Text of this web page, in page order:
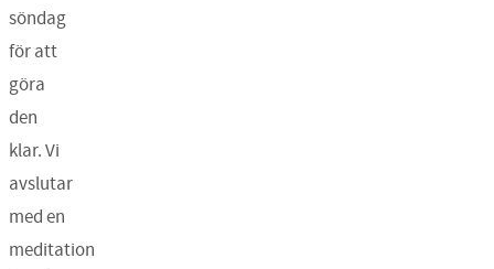
söndag
för att
göra
den
klar. Vi
avslutar
med en
meditation